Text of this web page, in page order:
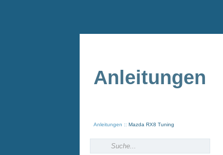
Anleitungen
Anleitungen Mazda RX8 Tuning